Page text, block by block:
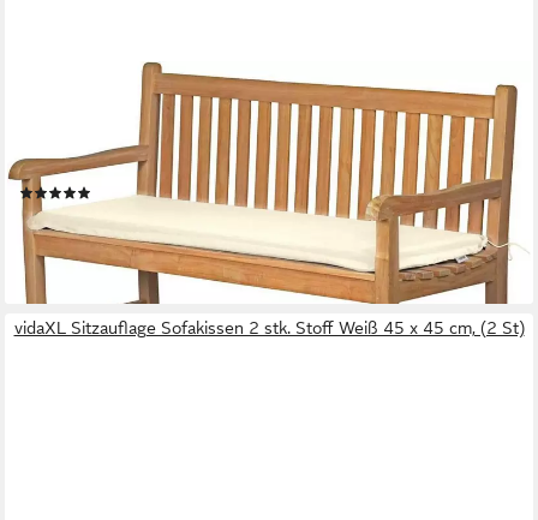
Bankauflage Sitzauflage 100 - 190 x 47 cm als Polster für
Holzbank made in Germany, waschbares und UV-beständiges
Bank Sitzpolster
ab 93,99 €
lieferbar - in 3-4 Werktagen bei dir
vidaXL Sitzauflage Sofakissen 2 stk. Stoff Weiß 45 x 45 cm, (2 St)